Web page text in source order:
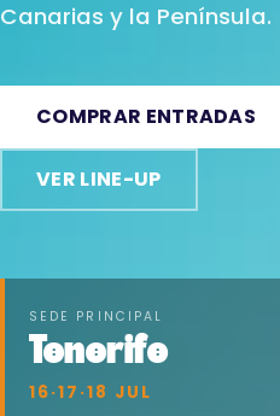
Canarias y la Península.
COMPRAR ENTRADAS
VER LINE-UP
SEDE PRINCIPAL
Tenerife
16·17·18 JUL